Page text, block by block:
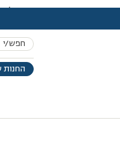
for:החנות
עמוד הבית>דיונים>פורום>חציל